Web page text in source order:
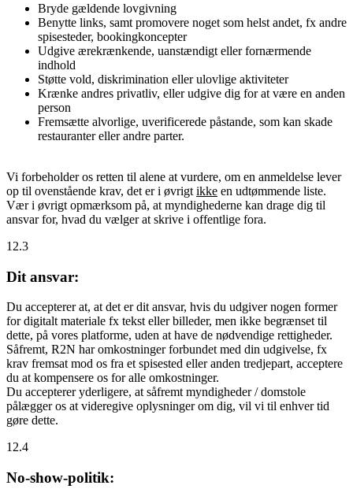
Bryde gældende lovgivning
Benytte links, samt promovere noget som helst andet, fx andre
spisesteder, bookingkoncepter
Udgive ærekrænkende, uanstændigt eller fornærmende
indhold
Støtte vold, diskrimination eller ulovlige aktiviteter
Krænke andres privatliv, eller udgive dig for at være en anden
person
Fremsætte alvorlige, uverificerede påstande, som kan skade
restauranter eller andre parter.
Vi forbeholder os retten til alene at vurdere, om en anmeldelse lever
op til ovenstående krav, det er i øvrigt ikke en udtømmende liste.
Vær i øvrigt opmærksom på, at myndighederne kan drage dig til
ansvar for, hvad du vælger at skrive i offentlige fora.
12.3
Dit ansvar:
Du accepterer at, at det er dit ansvar, hvis du udgiver nogen former
for digitalt materiale fx tekst eller billeder, men ikke begrænset til
dette, på vores platforme, uden at have de nødvendige rettigheder.
Såfremt, R2N har omkostninger forbundet med din udgivelse, fx
krav fremsat mod os fra et spisested eller anden tredjepart, acceptere
du at kompensere os for alle omkostninger.
Du accepterer yderligere, at såfremt myndigheder / domstole
pålægger os at videregive oplysninger om dig, vil vi til enhver tid
gøre dette.
12.4
No-show-politik: